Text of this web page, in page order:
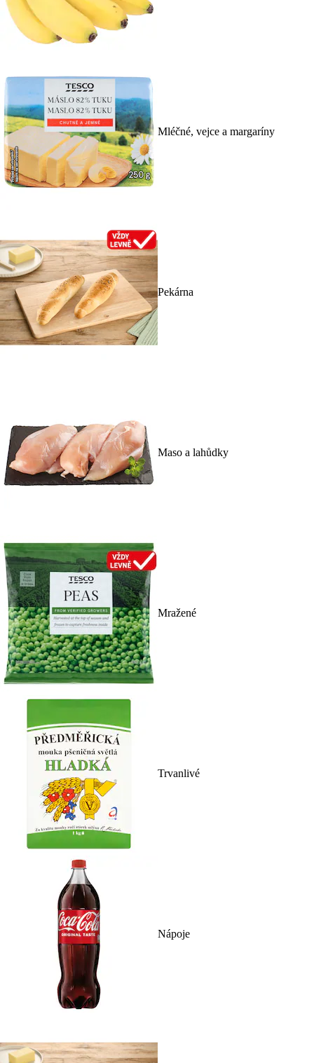
Mléčné, vejce a margaríny
Pekárna
Maso a lahůdky
Mražené
Trvanlivé
Nápoje